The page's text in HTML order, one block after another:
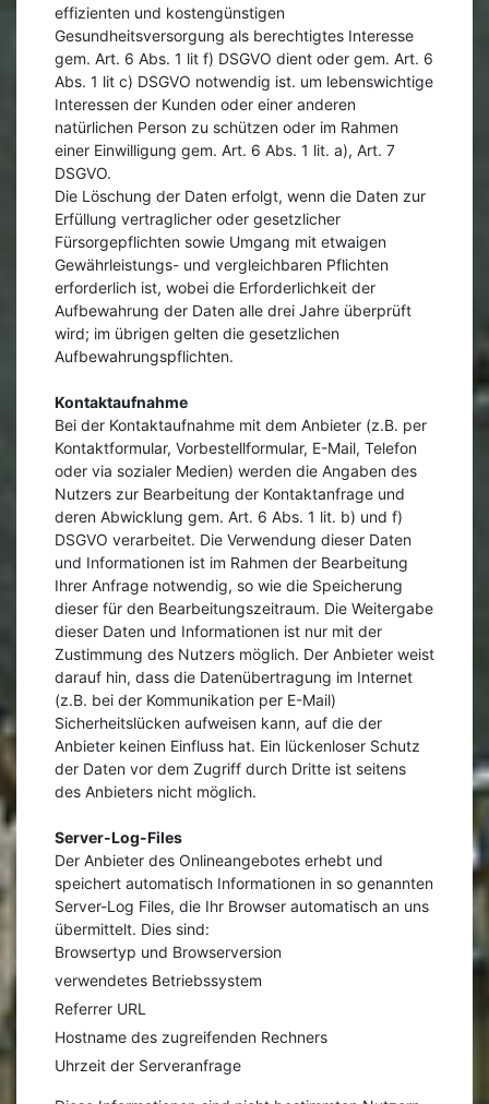
effizienten und kostengünstigen
Gesundheitsversorgung als berechtigtes Interesse
gem. Art. 6 Abs. 1 lit f) DSGVO dient oder gem. Art. 6
Abs. 1 lit c) DSGVO notwendig ist. um lebenswichtige
Interessen der Kunden oder einer anderen
natürlichen Person zu schützen oder im Rahmen
einer Einwilligung gem. Art. 6 Abs. 1 lit. a), Art. 7
DSGVO.
Die Löschung der Daten erfolgt, wenn die Daten zur
Erfüllung vertraglicher oder gesetzlicher
Fürsorgepflichten sowie Umgang mit etwaigen
Gewährleistungs- und vergleichbaren Pflichten
erforderlich ist, wobei die Erforderlichkeit der
Aufbewahrung der Daten alle drei Jahre überprüft
wird; im übrigen gelten die gesetzlichen
Aufbewahrungspflichten.
Kontaktaufnahme
Bei der Kontaktaufnahme mit dem Anbieter (z.B. per
Kontaktformular, Vorbestellformular, E-Mail, Telefon
oder via sozialer Medien) werden die Angaben des
Nutzers zur Bearbeitung der Kontaktanfrage und
deren Abwicklung gem. Art. 6 Abs. 1 lit. b) und f)
DSGVO verarbeitet. Die Verwendung dieser Daten
und Informationen ist im Rahmen der Bearbeitung
Ihrer Anfrage notwendig, so wie die Speicherung
dieser für den Bearbeitungszeitraum. Die Weitergabe
dieser Daten und Informationen ist nur mit der
Zustimmung des Nutzers möglich. Der Anbieter weist
darauf hin, dass die Datenübertragung im Internet
(z.B. bei der Kommunikation per E-Mail)
Sicherheitslücken aufweisen kann, auf die der
Anbieter keinen Einfluss hat. Ein lückenloser Schutz
der Daten vor dem Zugriff durch Dritte ist seitens
des Anbieters nicht möglich.
Server-Log-Files
Der Anbieter des Onlineangebotes erhebt und
speichert automatisch Informationen in so genannten
Server-Log Files, die Ihr Browser automatisch an uns
übermittelt. Dies sind:
Browsertyp und Browserversion
verwendetes Betriebssystem
Referrer URL
Hostname des zugreifenden Rechners
Uhrzeit der Serveranfrage